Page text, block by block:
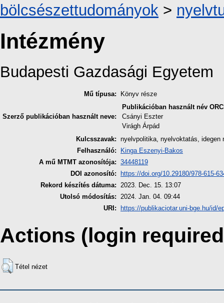
bölcsészettudományok >
Intézmény
Budapesti Gazdasági Egyetem
Mű típusa: Könyv része
Szerző publikációban használt neve:
Publikációban használt név
Csányi Eszter
Virágh Árpád
Kulcsszavak: nyelvpolitika, nyelvoktatás, idegen
Felhasználó:
Kinga Eszenyi-Bakos
A mű MTMT azonosítója: 34448119
DOI azonosító:
https://doi.org/10.29180/978-615-
Rekord készítés dátuma: 2023. Dec. 15. 13:07
Utolsó módosítás: 2024. Jan. 04. 09:44
URI:
https://publikaciotar.uni-bge.hu/id/
Actions (login
Tétel nézet